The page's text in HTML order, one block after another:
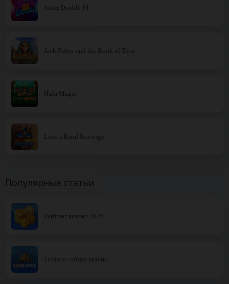
Joker Double 81
Jack Potter and the Book of Teos
Hula Magic
Luca’s Band Revenge
Популярные статьи
Рейтинг казино 2026
1xSlots - обзор казино